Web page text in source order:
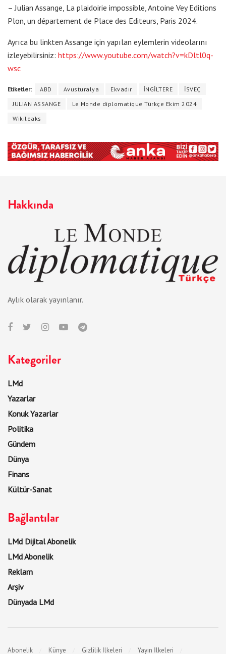
– Julian Assange, La plaidoirie impossible, Antoine Vey Editions
Plon, un département de Place des Editeurs, Paris 2024.
Ayrıca bu linkten Assange için yapılan eylemlerin videolarını
izleyebilirsiniz: https://www.youtube.com/watch?v=kDltl0q-
wsc
Etiketler: ABD Avusturalya Ekvadır İNGİLTERE
İSVEÇ
JULIAN ASSANGE
Le Monde diplomatique Türkçe Ekim 2024
Wikileaks
Hakkında
Aylık olarak yayınlanır.
Kategoriler
LMd
Yazarlar
Konuk Yazarlar
Politika
Gündem
Dünya
Finans
Kültür-Sanat
Bağlantılar
LMd Dijital Abonelik
LMd Abonelik
Reklam
Arşiv
Dünyada LMd
Abonelik Künye Gizlilik İlkeleri Yayın İlkeleri